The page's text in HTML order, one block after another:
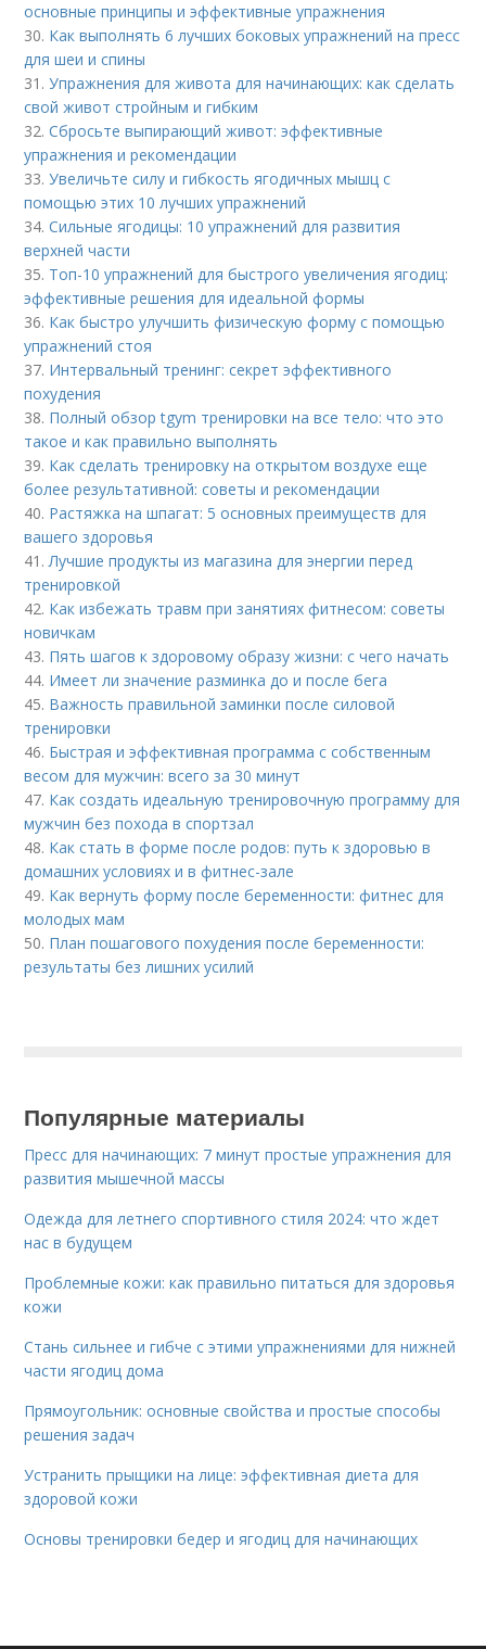
основные принципы и эффективные упражнения
30. Как выполнять 6 лучших боковых упражнений на пресс
для шеи и спины
31.Упражнения для живота для начинающих: как сделать
свой живот стройным и гибким
32.Сбросьте выпирающий живот: эффективные
упражнения и рекомендации
33.Увеличьте силу и гибкость ягодичных мышц с
помощью этих 10 лучших упражнений
34.Сильные ягодицы: 10 упражнений для развития
верхней части
35. Топ-10 упражнений для быстрого увеличения ягодиц:
эффективные решения для идеальной формы
36. Как быстро улучшить физическую форму с помощью
упражнений стоя
37. Интервальный тренинг: секрет эффективного
похудения
38. Полный обзор tgym тренировки на все тело: что это
такое и как правильно выполнять
39. Как сделать тренировку на открытом воздухе еще
более результативной: советы и рекомендации
40. Растяжка на шпагат: 5 основных преимуществ для
вашего здоровья
41.Лучшие продукты из магазина для энергии перед
тренировкой
42. Как избежать травм при занятиях фитнесом: советы
новичкам
43. Пять шагов к здоровому образу жизни: с чего начать
44. Имеет ли значение разминка до и после бега
45. Важность правильной заминки после силовой
тренировки
46. Быстрая и эффективная программа с собственным
весом для мужчин: всего за 30 минут
47. Как создать идеальную тренировочную программу для
мужчин без похода в спортзал
48. Как стать в форме после родов: путь к здоровью в
домашних условиях и в фитнес-зале
49. Как вернуть форму после беременности: фитнес для
молодых мам
50. План пошагового похудения после беременности:
результаты без лишних усилий
Популярные материалы
Пресс для начинающих: 7 минут простые упражнения для
развития мышечной массы
Одежда для летнего спортивного стиля 2024: что ждет
нас в будущем
Проблемные кожи: как правильно питаться для здоровья
кожи
Стань сильнее и гибче с этими упражнениями для нижней
части ягодиц дома
Прямоугольник: основные свойства и простые способы
решения задач
Устранить прыщики на лице: эффективная диета для
здоровой кожи
Основы тренировки бедер и ягодиц для начинающих